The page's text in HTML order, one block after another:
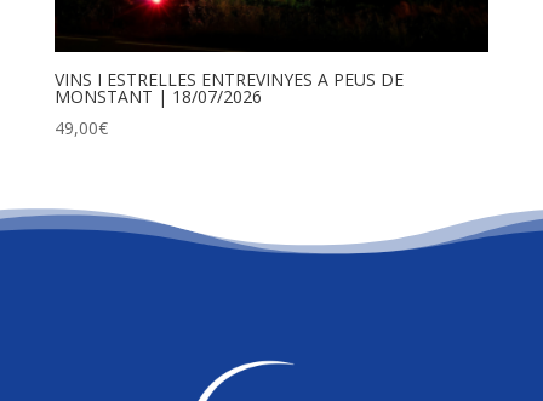
VINS I ESTRELLES ENTREVINYES A PEUS DE
MONSTANT | 18/07/2026
49,00€